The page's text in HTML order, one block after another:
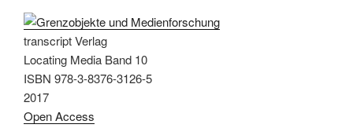
transcript Verlag
Locating Media Band 10
ISBN 978-3-8376-3126-5
2017
Open Access